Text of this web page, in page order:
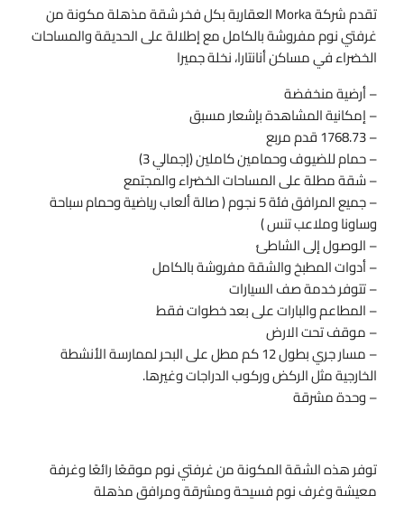
تقدم شركة Morka العقارية بكل فخر شقة مذهلة مكونة من
غرفتي نوم مفروشة بالكامل مع إطلالة على الحديقة والمساحات
الخضراء في مساكن أنانتارا، نخلة جميرا
– أرضية منخفضة
– إمكانية المشاهدة بإشعار مسبق
– 1768.73 قدم مربع
– حمام للضيوف وحمامين كاملين (إجمالي 3)
– شقة مطلة على المساحات الخضراء والمجتمع
– جميع المرافق فئة 5 نجوم ( صالة ألعاب رياضية وحمام سباحة
وساونا وملاعب تنس )
– الوصول إلى الشاطئ
– أدوات المطبخ والشقة مفروشة بالكامل
– تتوفر خدمة صف السيارات
– المطاعم والبارات على بعد خطوات فقط
– موقف تحت الارض
– مسار جري بطول 12 كم مطل على البحر لممارسة الأنشطة
الخارجية مثل الركض وركوب الدراجات وغيرها.
– وحدة مشرقة
توفر هذه الشقة المكونة من غرفتي نوم موقعًا رائعًا وغرفة
معيشة وغرف نوم فسيحة ومشرقة ومرافق مذهلة